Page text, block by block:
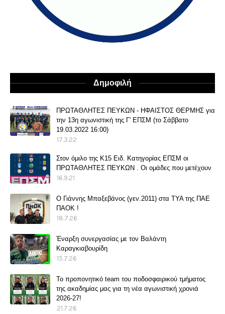
Δημοφιλή
ΠΡΩΤΑΘΛΗΤΕΣ ΠΕΥΚΩΝ - ΗΦΑΙΣΤΟΣ ΘΕΡΜΗΣ για
την 13η αγωνιστική της Γ' ΕΠΣΜ (το Σάββατο
19.03.2022 16:00)
17.3.22
Στον όμιλο της Κ15 Ειδ. Κατηγορίας ΕΠΣΜ οι
ΠΡΩΤΑΘΛΗΤΕΣ ΠΕΥΚΩΝ . Οι ομάδες που μετέχουν
16.9.21
O Γιάννης Μπαξεβάνος (γεν.2011) στα ΤΥΑ της ΠΑΕ
ΠΑΟΚ !
18.7.26
Έναρξη συνεργασίας με τον Βαλάντη
Καραγκιαβουρίδη
15.7.26
Το προπονητικό team του ποδοσφαιρικού τμήματος
της ακαδημίας μας για τη νέα αγωνιστική χρονιά
2026-27!
21.7.26